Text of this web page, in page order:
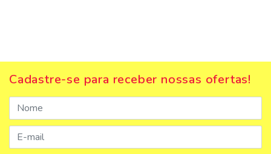
Cadastre-se para receber nossas ofertas!